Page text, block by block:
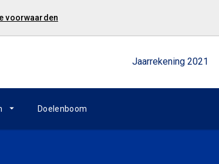
voorwaarden
Jaarrekening 2021
Doelenboom